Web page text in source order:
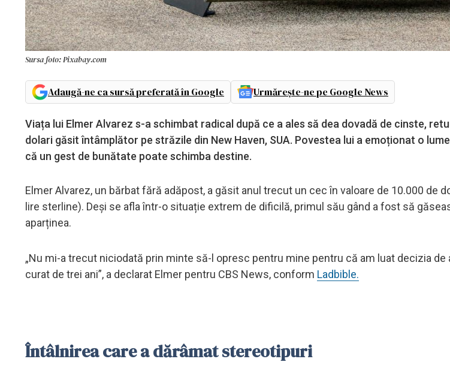
Sursa foto: Pixabay.com
Adaugă-ne ca sursă preferată în Google Urmărește-ne pe Google News
Viața lui Elmer Alvarez s-a schimbat radical după ce a ales să dea dovadă de cinste,
dolari găsit întâmplător pe străzile din New Haven, SUA. Povestea lui a emoționat o
că un gest de bunătate poate schimba destine.
Elmer Alvarez, un bărbat fără adăpost, a găsit anul trecut un cec în valoare de 10.000 de
lire sterline). Deși se afla într-o situație extrem de dificilă, primul său gând a fost să
aparținea.
„Nu mi-a trecut niciodată prin minte să-l opresc pentru mine pentru că am luat decizia de
curat de trei ani”, a declarat Elmer pentru CBS News, conform Ladbible.
Întâlnirea care a dărâmat stereotipuri